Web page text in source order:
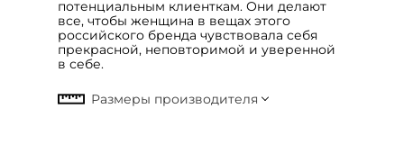
потенциальным клиенткам. Они делают
все, чтобы женщина в вещах этого
российского бренда чувствовала себя
прекрасной, неповторимой и уверенной
в себе.